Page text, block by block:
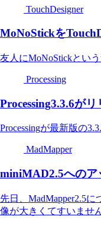
TouchDesigner
MoNoStickを
友人にMoNoStickとい
Processing
Processing3.3.6が
Processingが最新版の
MadMapper
miniMAD2.5へのア
先日、MadMapper2.5
像が大きくてすいませ